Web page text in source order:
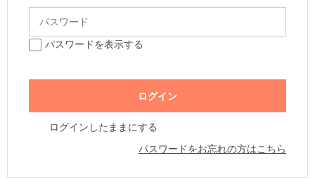
パスワードを表示する
ログインしたままにする
パスワードをお忘れの方はこちら